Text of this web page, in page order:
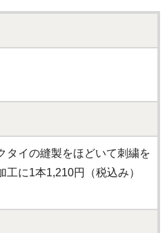
イの縫製をほどいて刺繍を
工に1本1,210円（税込み）